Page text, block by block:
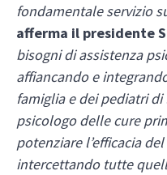
fondamentale servizio
afferma il presidente
bisogni di assistenza
affiancando e
famiglia e dei pediatri
psicologo delle cure
potenziare l’efficacia
intercettando tutte